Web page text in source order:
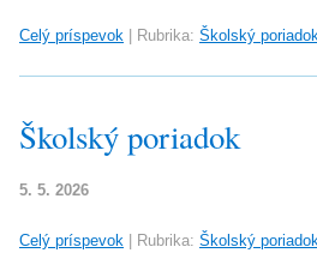
Celý príspevok Rubrika: Školský
Školský poriadok
5. 5. 2026
Celý príspevok Rubrika: Školský